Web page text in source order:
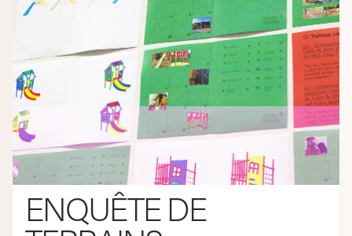
ENQUÊTE DE